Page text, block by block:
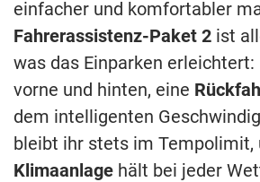
einfacher und komfortabler
Fahrerassistenz-Paket 2 ist
was das Einparken erleichtert:
vorne und hinten, eine
dem intelligenten
bleibt ihr stets im Tempolimit,
Klimaanlage hält bei jeder